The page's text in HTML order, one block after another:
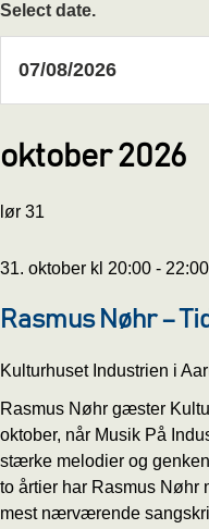
Select date.
oktober 2026
lør 31
31. oktober kl 20:00 - 22:00
Rasmus Nøhr –
Kulturhuset Industrien i
Rasmus Nøhr gæster
oktober, når Musik På
stærke melodier og
to årtier har Rasmus Nøhr
mest nærværende